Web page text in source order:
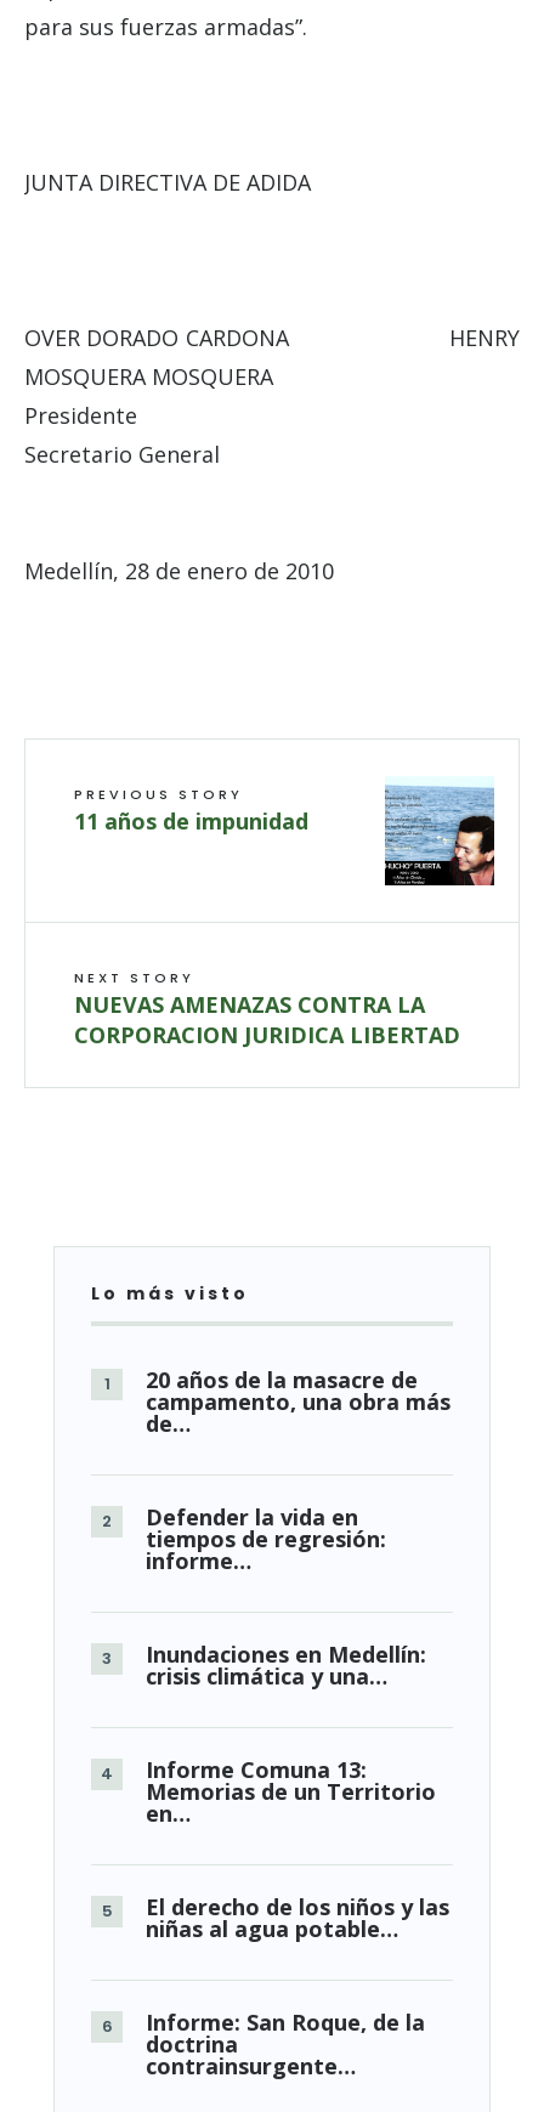
para sus fuerzas armadas”.
JUNTA DIRECTIVA DE ADIDA
OVER DORADO CARDONA HENRY
MOSQUERA MOSQUERA
Presidente
Secretario General
Medellín, 28 de enero de 2010
PREVIOUS STORY
11 años de impunidad
NEXT STORY
NUEVAS AMENAZAS CONTRA LA
CORPORACION JURIDICA LIBERTAD
Lo más visto
20 años de la masacre de
campamento, una obra más
de…
Defender la vida en
tiempos de regresión:
informe…
Inundaciones en Medellín:
crisis climática y una…
Informe Comuna 13:
Memorias de un Territorio
en…
El derecho de los niños y las
niñas al agua potable…
Informe: San Roque, de la
doctrina
contrainsurgente…